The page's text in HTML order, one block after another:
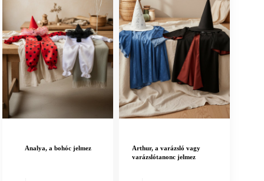
Analya, a bohóc jelmez
Arthur, a varázsló vagy
varázslótanonc jelmez